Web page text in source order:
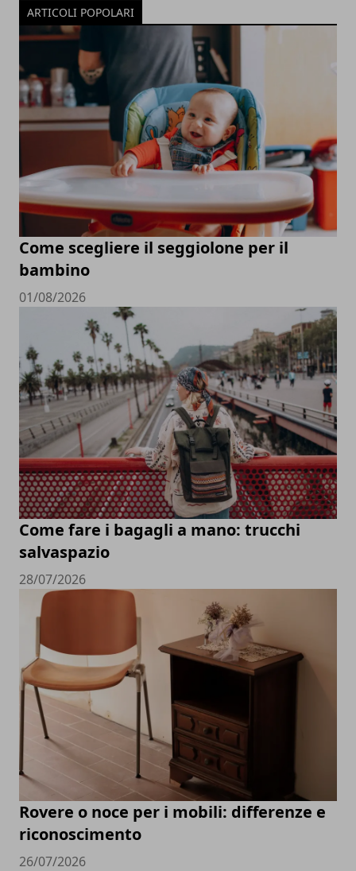
ARTICOLI POPOLARI
Come scegliere il seggiolone per il
bambino
01/08/2026
Come fare i bagagli a mano: trucchi
salvaspazio
28/07/2026
Rovere o noce per i mobili: differenze e
riconoscimento
26/07/2026